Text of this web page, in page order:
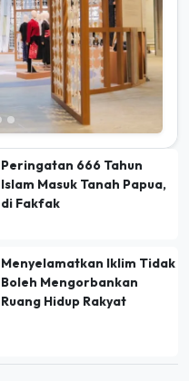
Peringatan 666 Tahun
Islam Masuk Tanah Papua,
di Fakfak
Ruang Hidup Rakyat
INDEKS